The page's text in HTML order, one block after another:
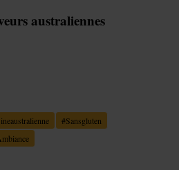
australiennes
#Sansgluten